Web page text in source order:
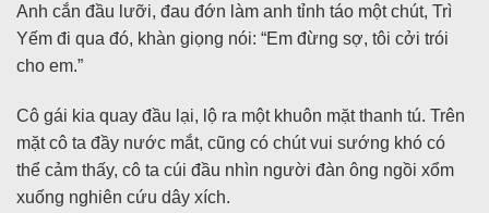
Anh cắn đầu lưỡi, đau đớn làm anh tỉnh táo một chút, Trì
Yếm đi qua đó, khàn giọng nói: “Em đừng sợ, tôi cởi trói
cho em.”
Cô gái kia quay đầu lại, lộ ra một khuôn mặt thanh tú. Trên
mặt cô ta đầy nước mắt, cũng có chút vui sướng khó có
thể cảm thấy, cô ta cúi đầu nhìn người đàn ông ngồi xổm
xuống nghiên cứu dây xích.